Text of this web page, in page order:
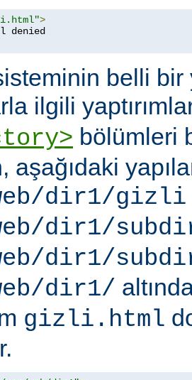
>
belli
ilgili
bölümleri
aşağıdaki
dir1/
dir1/
dir1/
dir1/
gizli.html